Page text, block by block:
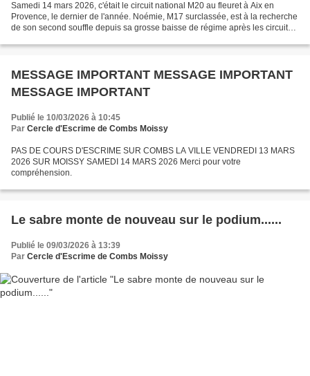
Samedi 14 mars 2026, c'était le circuit national M20 au fleuret à Aix en
Provence, le dernier de l'année. Noémie, M17 surclassée, est à la recherche
de son second souffle depuis sa grosse baisse de régime après les circuits
MESSAGE IMPORTANT MESSAGE IMPORTANT
MESSAGE IMPORTANT
Publié le 10/03/2026 à 10:45
Par Cercle d'Escrime de Combs Moissy
PAS DE COURS D'ESCRIME SUR COMBS LA VILLE VENDREDI 13 MARS
2026 SUR MOISSY SAMEDI 14 MARS 2026 Merci pour votre
compréhension.
Le sabre monte de nouveau sur le podium......
Publié le 09/03/2026 à 13:39
Par Cercle d'Escrime de Combs Moissy